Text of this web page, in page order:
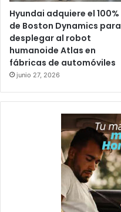
Hyundai adquiere el 100%
de Boston Dynamics para
desplegar al robot
humanoide Atlas en
fábricas de automóviles
junio 27, 2026